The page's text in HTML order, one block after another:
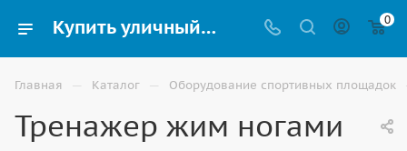
Купить уличный тренажер «Жим ногами» Romana 207.38.10 по низкой цене в Волгограде 0
Главная — Каталог — Оборудование спортивных площадок
Тренажер жим ногами